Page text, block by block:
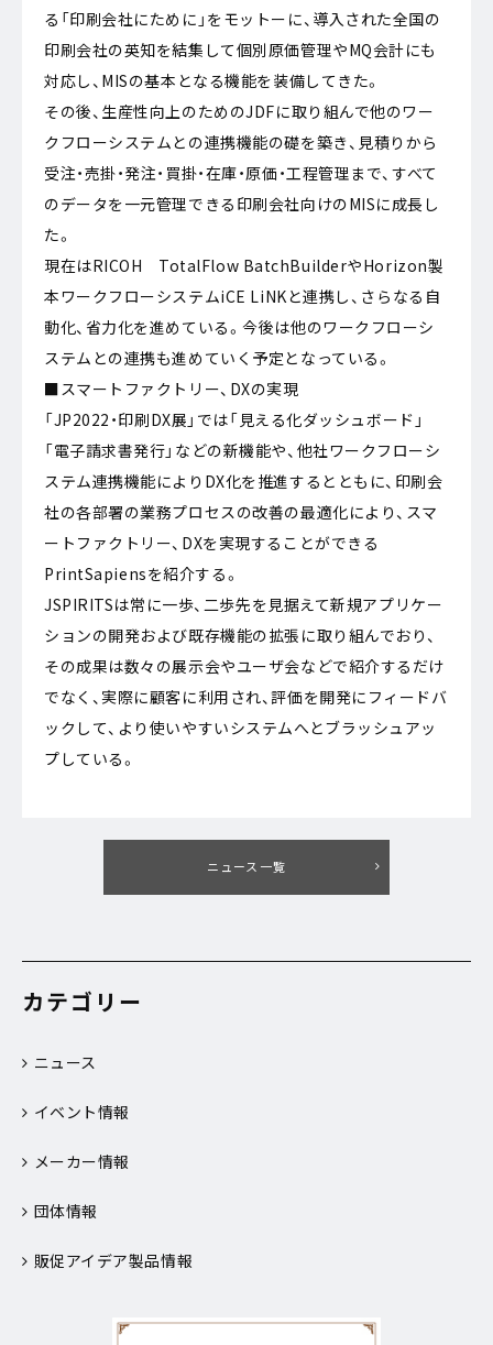
る「印刷会社にために」をモットーに、導入された全国の
印刷会社の英知を結集して個別原価管理やMQ会計にも
対応し、MISの基本となる機能を装備してきた。
その後、生産性向上のためのJDFに取り組んで他のワー
クフローシステムとの連携機能の礎を築き、見積りから
受注・売掛・発注・買掛・在庫・原価・工程管理まで、すべて
のデータを一元管理できる印刷会社向けのMISに成長し
た。
現在はRICOH TotalFlow BatchBuilderやHorizon製
本ワークフローシステムiCE LiNKと連携し、さらなる自
動化、省力化を進めている。今後は他のワークフローシ
ステムとの連携も進めていく予定となっている。
■スマートファクトリー、DXの実現
「JP2022・印刷DX展」では「見える化ダッシュボード」
「電子請求書発行」などの新機能や、他社ワークフローシ
ステム連携機能によりDX化を推進するとともに、印刷会
社の各部署の業務プロセスの改善の最適化により、スマ
ートファクトリー、DXを実現することができる
PrintSapiensを紹介する。
JSPIRITSは常に一歩、二歩先を見据えて新規アプリケー
ションの開発および既存機能の拡張に取り組んでおり、
その成果は数々の展示会やユーザ会などで紹介するだけ
でなく、実際に顧客に利用され、評価を開発にフィードバ
ックして、より使いやすいシステムへとブラッシュアッ
プしている。
ニュース一覧
カテゴリー
ニュース
イベント情報
メーカー情報
団体情報
販促アイデア製品情報